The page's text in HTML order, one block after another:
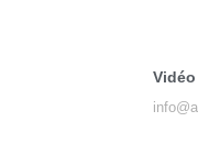
Vidéo